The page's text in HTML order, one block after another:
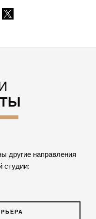
другие направления
студии: